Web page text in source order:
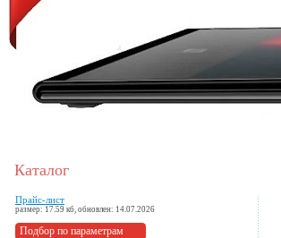
Каталог
Прайс-лист
размер: 17.59 кб, обновлен: 14.07.2026
Подбор по параметрам